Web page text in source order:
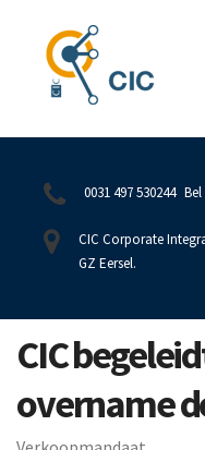
0031 497 530244
CIC Corporate
GZ Eersel.
CIC
overname